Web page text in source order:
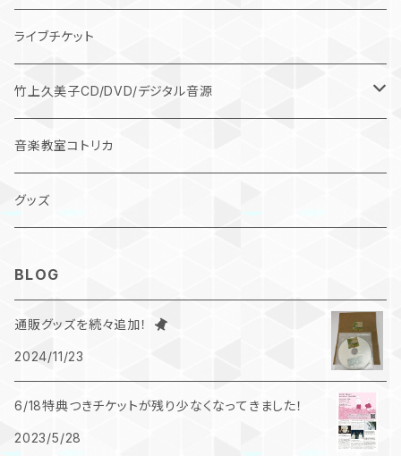
ライブチケット
竹上久美子CD/DVD/デジタル音源
デジタル作品
CD
音楽教室コトリカ
グッズ
BLOG
通販グッズを続々追加！
2024/11/23
6/18特典つきチケットが残り少なくなってきました！
2023/5/28